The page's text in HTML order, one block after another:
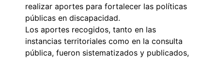
realizar aportes para fortalecer las políticas
públicas en discapacidad.
Los aportes recogidos, tanto en las
instancias territoriales como en la consulta
pública, fueron sistematizados y publicados,